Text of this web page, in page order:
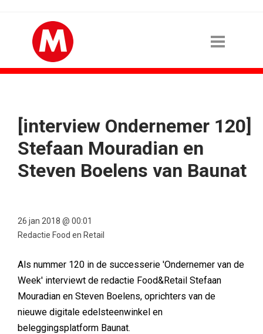
[interview Ondernemer 120]
Stefaan Mouradian en
Steven Boelens van Baunat
26 jan 2018 @ 00:01
Redactie Food en Retail
Als nummer 120 in de successerie 'Ondernemer van de
Week' interviewt de redactie Food&Retail Stefaan
Mouradian en Steven Boelens, oprichters van de
nieuwe digitale edelsteenwinkel en
beleggingsplatform Baunat.